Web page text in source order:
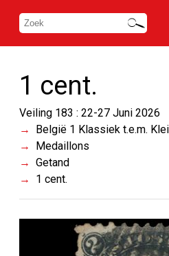
1 cent.
Veiling 183 : 22-27 Juni 2026
België 1 Klassiek t.e.m.
Medaillons
Getand
1 cent.